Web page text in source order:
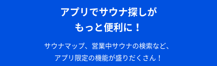
アプリでサウナ探しが
もっと便利に！
サウナマップ、営業中サウナの検索など、
アプリ限定の機能が盛りだくさん！